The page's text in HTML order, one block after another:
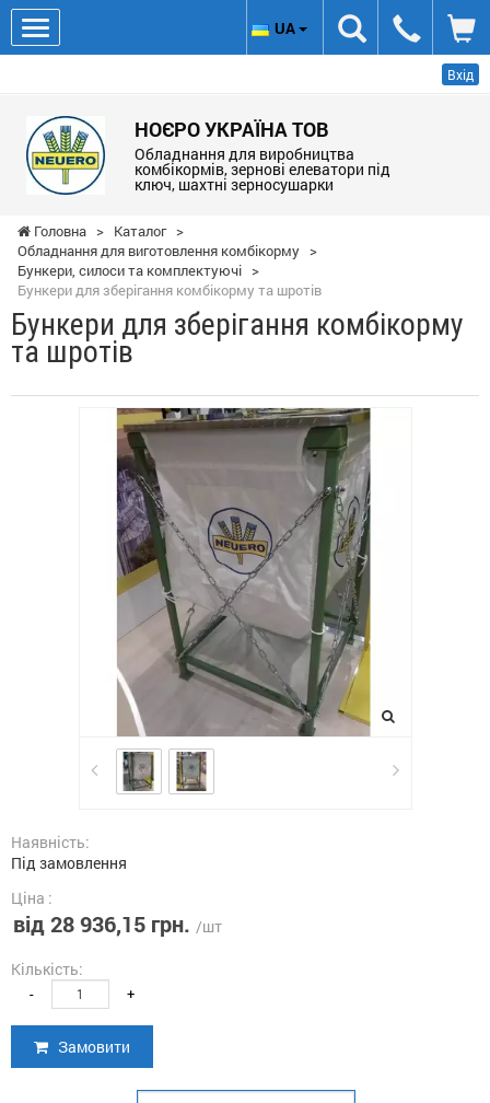
Вхід
НОЄРО УКРАЇНА ТОВ
Обладнання для виробництва
комбікормів, зернові елеватори під
ключ, шахтні зерносушарки
UA
Головна > Каталог >
Обладнання для виготовлення комбікорму >
Бункери, силоси та комплектуючі >
Бункери для зберігання комбікорму та шротів
Бункери для зберігання комбікорму
та шротів
Наявність:
Під замовлення
Ціна :
від 28 936,15 грн. /шт
Кількість:
- +
Замовити